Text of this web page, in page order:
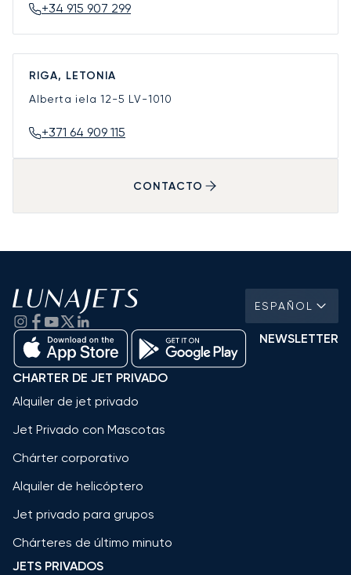
+34 915 907 299
RIGA, LETONIA
Alberta iela 12-5 LV-1010
+371 64 909 115
CONTACTO
ESPAÑOL
NEWSLETTER
CHARTER DE JET PRIVADO
Alquiler de jet privado
Jet Privado con Mascotas
Chárter corporativo
Alquiler de helicóptero
Jet privado para grupos
Chárteres de último minuto
JETS PRIVADOS